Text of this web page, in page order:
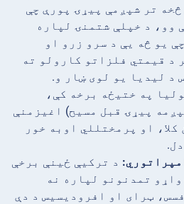
څخه تر شپږمې پیړۍ پورې چې
وو، د خپلې شتمنۍ لپاره
یو څه یې د سرو زرو او
د قیمتي فلزاتو کارولو ته
د لیدیا یو لوی ښار و.
په ختیځه برخه کې،
پیړۍ قبل مسیح) اغیزمنې
کلا، او پرمختللي اوبه خور
د ترکیې ځینې برخې
تمدنونو لپاره نه
ټرای او افرودیسیس د دې